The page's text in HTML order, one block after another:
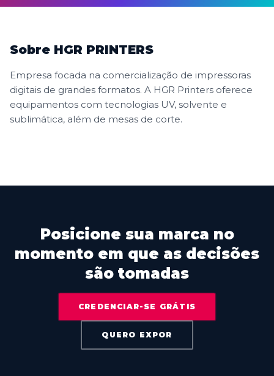
Sobre HGR PRINTERS
Empresa focada na comercialização de impressoras
digitais de grandes formatos. A HGR Printers oferece
equipamentos com tecnologias UV, solvente e
sublimática, além de mesas de corte.
Posicione sua marca no
momento em que as decisões
são tomadas
CREDENCIAR-SE GRÁTIS
QUERO EXPOR